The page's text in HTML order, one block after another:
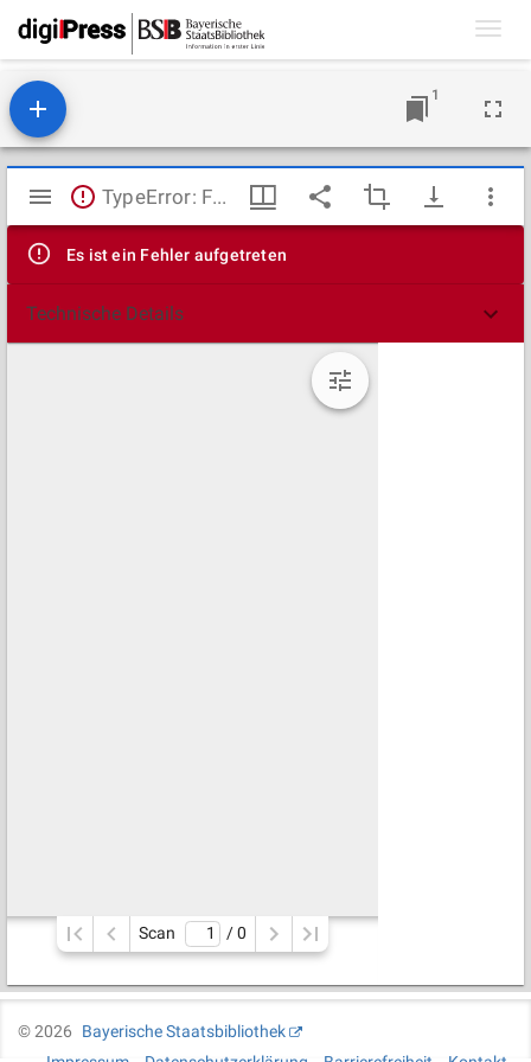
1
Mirador
Viewer
TypeError: Failed to fetch
Es ist ein Fehler aufgetreten
Technische Details
Scan / 0
©2026
Bayerische Staatsbibliothek